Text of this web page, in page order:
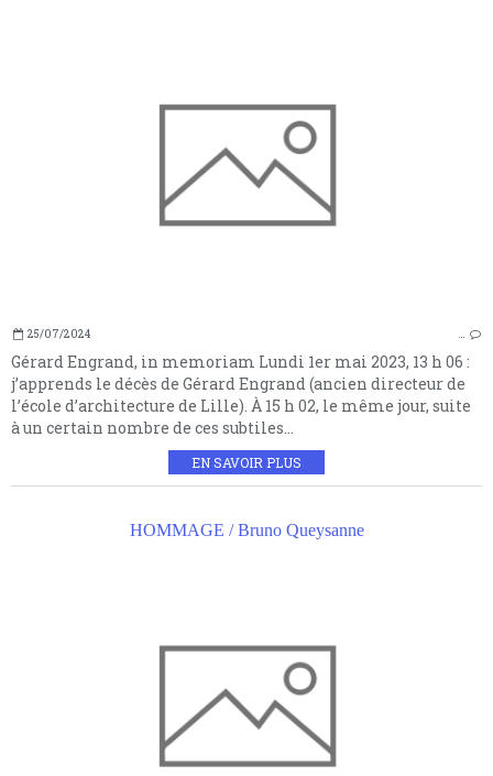
25/07/2024
Gérard Engrand, in memoriam Lundi 1er mai 2023, 13 h 06 :
j’apprends le décès de Gérard Engrand (ancien directeur de
l’école d’architecture de Lille). À 15 h 02, le même jour, suite
à un certain nombre de ces subtiles...
EN SAVOIR PLUS
HOMMAGE / Bruno Queysanne